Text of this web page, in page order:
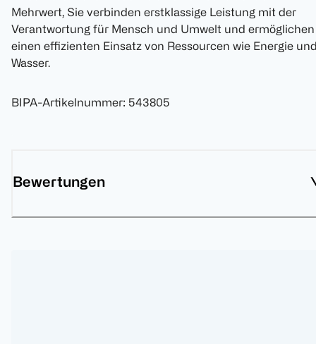
Mehrwert, Sie verbinden erstklassige Leistung mit der
Verantwortung für Mensch und Umwelt und ermöglichen
einen effizienten Einsatz von Ressourcen wie Energie
Wasser.
BIPA-Artikelnummer: 543805
Bewertungen